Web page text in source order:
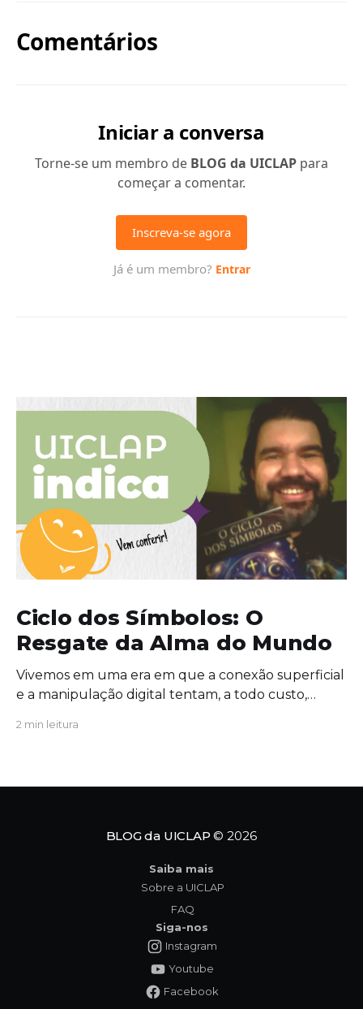
Ciclo dos Símbolos: O
Resgate da Alma do Mundo
Vivemos em uma era em que a conexão superficial
e a manipulação digital tentam, a todo custo,
exatamente nesse cenário de extrema urgência
verdadeira convocação para
2 min leitura
BLOG da UICLAP © 2026
Saiba mais
Sobre a UICLAP
FAQ
Siga-nos
Instagram
Youtube
Facebook